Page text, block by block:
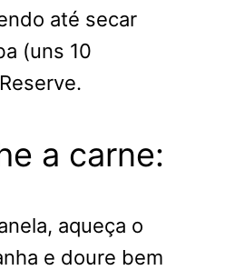
até secar
(uns 10
a carne:
aqueça o
e doure bem